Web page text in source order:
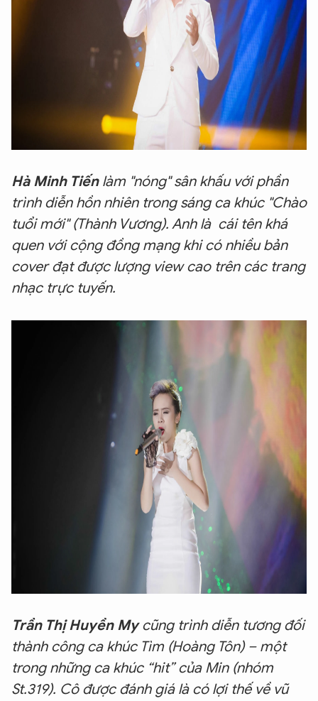
Hà Minh Tiếnlàm "nóng" sân khấu với phần
trình diễn hồn nhiên trong sáng ca khúc "Chào
tuổi mới" (Thành Vương). Anh là cái tên khá
quen với cộng đồng mạng khi có nhiều bản
cover đạt được lượng view cao trên các trang
nhạc trực tuyến.
Trần Thị Huyền Mycũng trình diễn tương đối
thành công ca khúc Tìm (Hoàng Tôn) – một
trong những ca khúc “hit” của Min (nhóm
St.319). Cô được đánh giá là có lợi thế về vũ